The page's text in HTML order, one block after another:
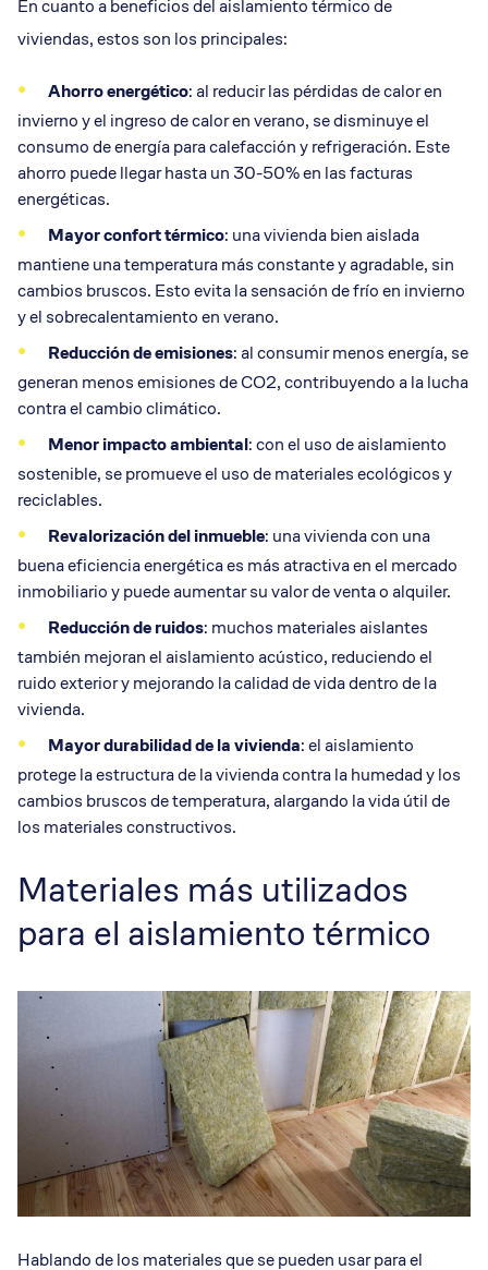
En cuanto a beneficios del aislamiento térmico de
viviendas, estos son los principales:
Ahorro energético: al reducir las pérdidas de calor en
invierno y el ingreso de calor en verano, se disminuye el
consumo de energía para calefacción y refrigeración. Este
ahorro puede llegar hasta un 30-50% en las facturas
energéticas.
Mayorconfort térmico: una vivienda bien aislada
mantiene una temperatura más constante y agradable, sin
cambios bruscos. Esto evita la sensación de frío en invierno
y el sobrecalentamiento en verano.
Reducción de emisiones: al consumir menos energía, se
generan menos emisiones de CO2, contribuyendo a la lucha
contra el cambio climático.
Menor impacto ambiental: con el uso de aislamiento
sostenible, se promueve el uso de materiales ecológicos y
reciclables.
Revalorización del inmueble: una vivienda con una
buena eficiencia energética es más atractiva en el mercado
inmobiliario y puede aumentar su valor de venta o alquiler.
Reducción de ruidos: muchos materiales aislantes
también mejoran el aislamiento acústico, reduciendo el
ruido exterior y mejorando la calidad de vida dentro de la
vivienda.
Mayor durabilidad de la vivienda: el aislamiento
protege la estructura de la vivienda contra la humedad y los
cambios bruscos de temperatura, alargando la vida útil de
los materiales constructivos.
Materiales más utilizados
para el aislamiento térmico
Hablando de los materiales que se pueden usar para el